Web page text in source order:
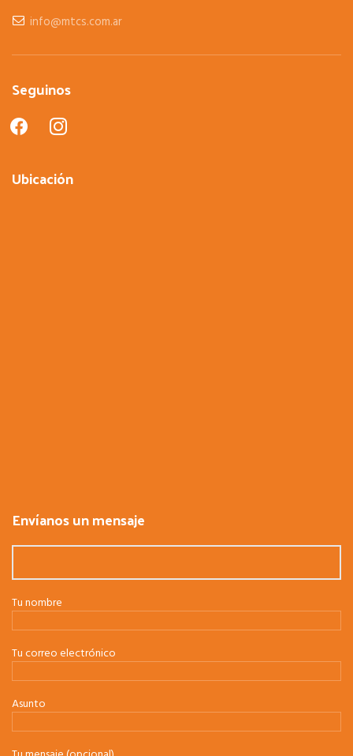
info@mtcs.com.ar
Seguinos
facebookinstagram
Ubicación
Envíanos un mensaje
Tu nombre
Tu correo electrónico
Asunto